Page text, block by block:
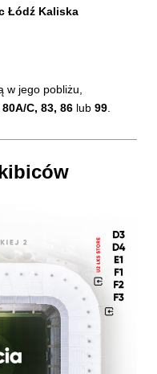
Łódź Kaliska
w jego pobliżu,
C, 83, 86 lub 99.